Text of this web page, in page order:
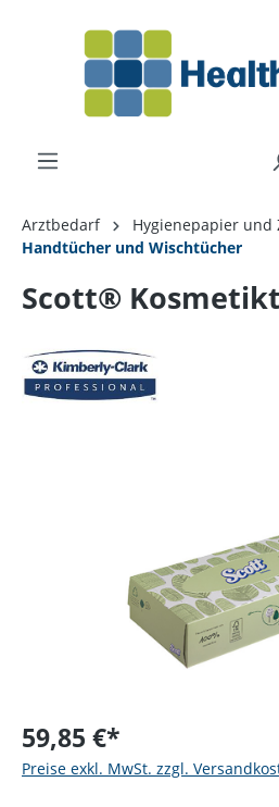
Arztbedarf
Hygienepapier und
Handtücher und Wischtücher
Scott®
59,85 €*
Preise exkl. MwSt. zzgl.